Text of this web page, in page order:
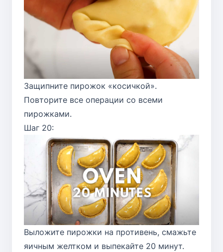
Защипните пирожок «косичкой».
Повторите все операции со всеми
пирожками.
Шаг 20:
Выложите пирожки на противень, смажьте
яичным желтком и выпекайте 20 минут.